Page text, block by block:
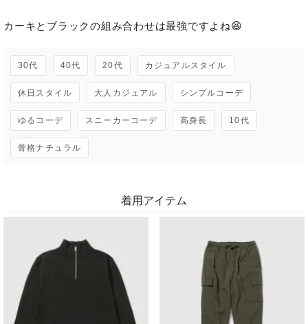
30代 40代 20代 カジュアルスタイル
休日スタイル 大人カジュアル シンプルコーデ
ゆるコーデ スニーカーコーデ 高身長 10代
骨格ナチュラル
着用アイテム